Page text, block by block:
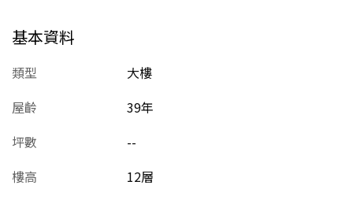
基本資料
類型
大樓
屋齡
39年
坪數
--
樓高
12層